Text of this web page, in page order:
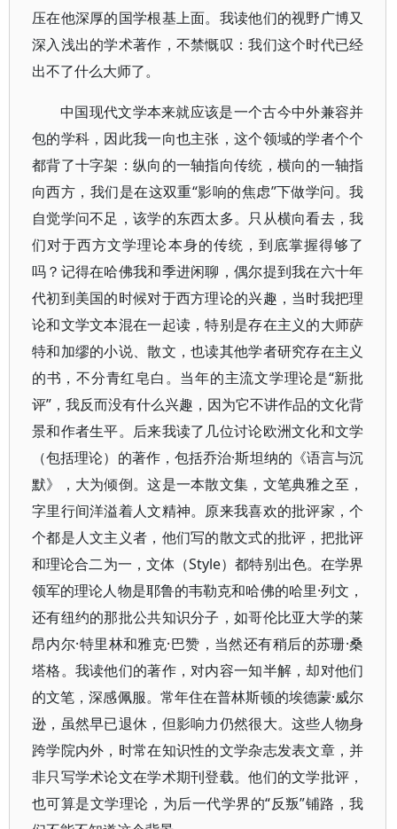
压在他深厚的国学根基上面。我读他们的视野广博又
深入浅出的学术著作，不禁慨叹：我们这个时代已经
出不了什么大师了。
中国现代文学本来就应该是一个古今中外兼容并
包的学科，因此我一向也主张，这个领域的学者个个
都背了十字架：纵向的一轴指向传统，横向的一轴指
向西方，我们是在这双重“影响的焦虑”下做学问。我
自觉学问不足，该学的东西太多。只从横向看去，我
们对于西方文学理论本身的传统，到底掌握得够了
吗？记得在哈佛我和季进闲聊，偶尔提到我在六十年
代初到美国的时候对于西方理论的兴趣，当时我把理
论和文学文本混在一起读，特别是存在主义的大师萨
特和加缪的小说、散文，也读其他学者研究存在主义
的书，不分青红皂白。当年的主流文学理论是“新批
评”，我反而没有什么兴趣，因为它不讲作品的文化背
景和作者生平。后来我读了几位讨论欧洲文化和文学
（包括理论）的著作，包括乔治·斯坦纳的《语言与沉
默》，大为倾倒。这是一本散文集，文笔典雅之至，
字里行间洋溢着人文精神。原来我喜欢的批评家，个
个都是人文主义者，他们写的散文式的批评，把批评
和理论合二为一，文体（Style）都特别出色。在学界
领军的理论人物是耶鲁的韦勒克和哈佛的哈里·列文，
还有纽约的那批公共知识分子，如哥伦比亚大学的莱
昂内尔·特里林和雅克·巴赞，当然还有稍后的苏珊·桑
塔格。我读他们的著作，对内容一知半解，却对他们
的文笔，深感佩服。常年住在普林斯顿的埃德蒙·威尔
逊，虽然早已退休，但影响力仍然很大。这些人物身
跨学院内外，时常在知识性的文学杂志发表文章，并
非只写学术论文在学术期刊登载。他们的文学批评，
也可算是文学理论，为后一代学界的“反叛”铺路，我